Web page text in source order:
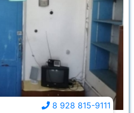
Ничего не выбрано
Ничего не выбрано
8 928 815-9111